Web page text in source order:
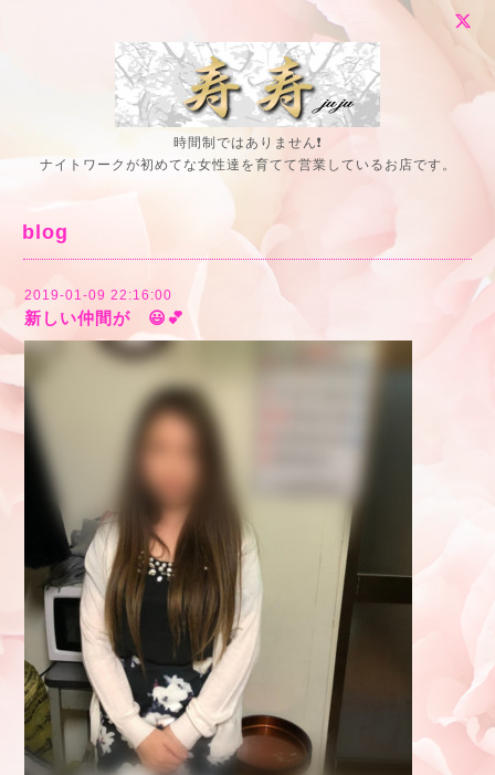
時間制ではありません❗
ナイトワークが初めてな女性達を育てて営業しているお店です。
blog
2019-01-09 22:16:00
新しい仲間が 😃💕